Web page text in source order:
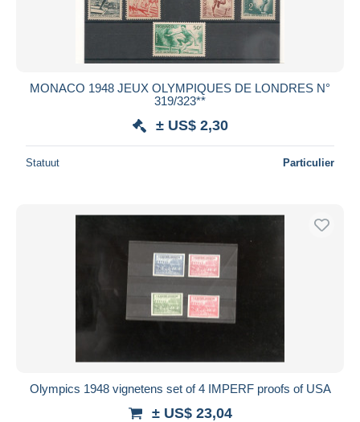
MONACO 1948 JEUX OLYMPIQUES DE LONDRES N°
319/323**
± US$ 2,30
Statuut Particulier
Olympics 1948 vignetens set of 4 IMPERF proofs of USA
± US$ 23,04